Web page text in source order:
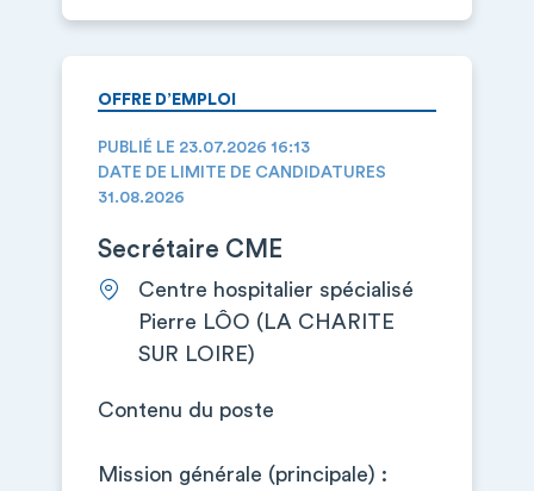
OFFRE D’EMPLOI
PUBLIÉ LE 23.07.2026 16:13
DATE DE LIMITE DE CANDIDATURES
31.08.2026
Secrétaire CME
Centre hospitalier spécialisé
Pierre LÔO (LA CHARITE
SUR LOIRE)
Contenu du poste
Mission générale (principale) :